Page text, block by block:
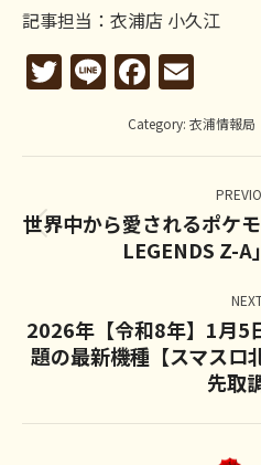
記事担当：衣浦店 小久江
Twitter
Line
Category: 衣浦情報局
Post
navigation
世界中から愛されるポケ
LEGENDS Z-
2026年【令和8年】1月5
題の最新機種【スマスロ
先取